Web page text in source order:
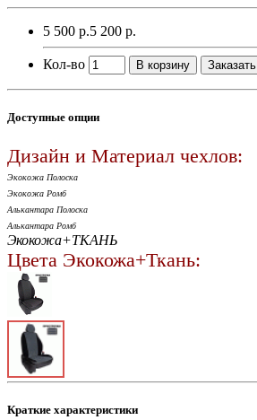
5 500 р.5 200 р.
Кол-во В корзину Заказать
Доступные опции
Дизайн и Материал чехлов:
Экокожа Полоска
Экокожа Ромб
Алькантара Полоска
Алькантара Ромб
Экокожа+ТКАНЬ
Цвета Экокожа+Ткань:
Краткие характеристики